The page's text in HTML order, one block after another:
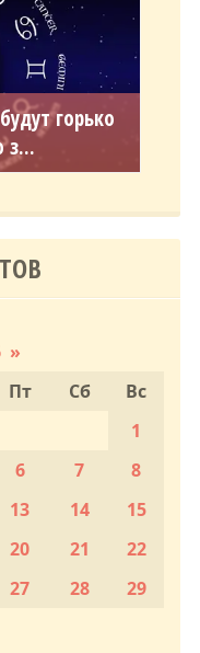
горько
з...
»
Пт Сб
Вс
1
6 7
8
13 14
15
20 21
22
27 28
29